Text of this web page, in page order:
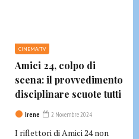
CINEMA/TV
Amici 24, colpo di
scena: il provvedimento
disciplinare scuote tutti
Irene 2 Novembre 2024
I riflettori di Amici 24 non